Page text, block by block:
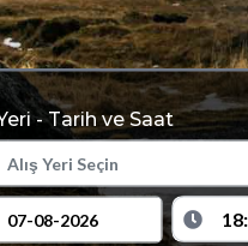
- Tarih ve Saat